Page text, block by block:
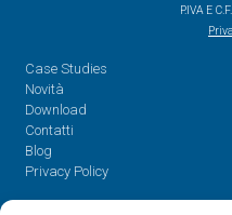
P.IVA E
Case Studies
Novità
Download
Contatti
Blog
Privacy Policy